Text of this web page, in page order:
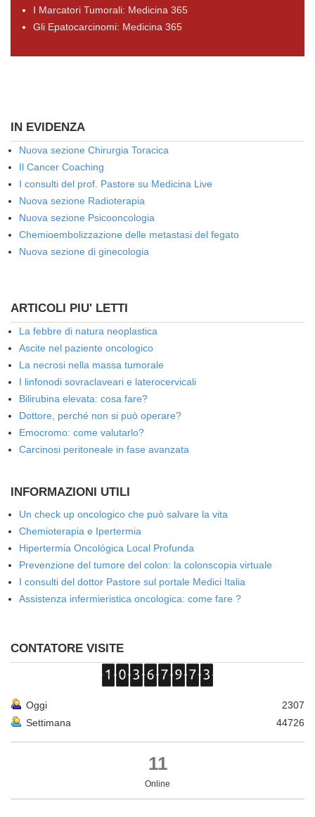
I Marcatori Tumorali: Medicina 365
Gli Epatocarcinomi: Medicina 365
IN EVIDENZA
Nuova sezione Chirurgia Toracica
Il Cancer Coaching
I consulti del prof. Pastore su Medicina Live
Nuova sezione Radioterapia
Nuova sezione Psicooncologia
Chemioembolizzazione delle metastasi del fegato
Nuova sezione di ginecologia
ARTICOLI PIU' LETTI
La febbre di natura neoplastica
Ascite nel paziente oncologico
La necrosi nella massa tumorale
I linfonodi sovraclaveari e laterocervicali
Bilirubina elevata: cosa fare?
Dottore, perché non si può operare?
Emocromo: come valutarlo?
Carcinosi peritoneale in fase avanzata
INFORMAZIONI UTILI
Un check up oncologico che può salvare la vita
Chemioterapia e Ipertermia
Hipertermia Oncológica Local Profunda
Prevenzione del tumore del colon: la colonscopia virtuale
I consulti del dottor Pastore sul portale Medici Italia
Assistenza infermieristica oncologica: come fare ?
CONTATORE VISITE
Oggi
2307
Settimana
44726
11
Online